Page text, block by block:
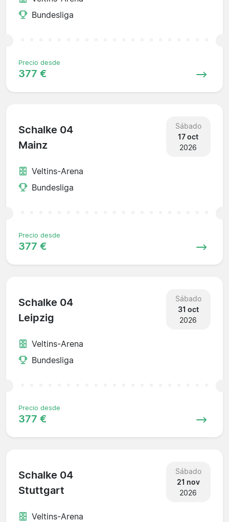
Bundesliga
Precio desde
377 €
Schalke 04
Mainz
Sábado
17 oct
2026
Veltins-Arena
Bundesliga
Precio desde
377 €
Schalke 04
Leipzig
Sábado
31 oct
2026
Veltins-Arena
Bundesliga
Precio desde
377 €
Schalke 04
Stuttgart
Sábado
21 nov
2026
Veltins-Arena